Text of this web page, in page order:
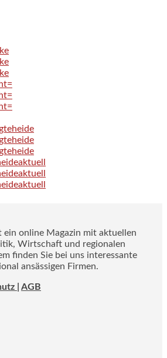
ein online Magazin mit aktuellen
Wirtschaft und regionalen
finden Sie bei uns interessante
ansässigen Firmen.
| AGB